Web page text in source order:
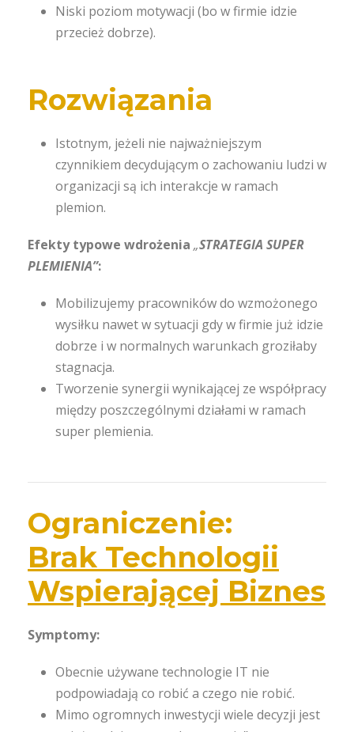
Niski poziom motywacji (bo w firmie idzie
przecież dobrze).
Rozwiązania
Istotnym, jeżeli nie najważniejszym
czynnikiem decydującym o zachowaniu ludzi w
organizacji są ich interakcje w ramach
plemion.
Efekty typowe wdrożenia „STRATEGIA SUPER
PLEMIENIA”:
Mobilizujemy pracowników do wzmożonego
wysiłku nawet w sytuacji gdy w firmie już idzie
dobrze i w normalnych warunkach groziłaby
stagnacja.
Tworzenie synergii wynikającej ze współpracy
między poszczególnymi działami w ramach
super plemienia.
Ograniczenie:
Brak Technologii
Wspierającej Biznes
Symptomy:
Obecnie używane technologie IT nie
podpowiadają co robić a czego nie robić.
Mimo ogromnych inwestycji wiele decyzji jest